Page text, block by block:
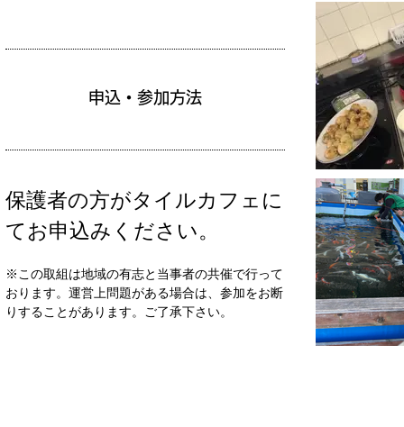
保護者の方がタイルカフェに
てお申込みください。
※この取組は地域の有志と当事者の共催で行って
おります。運営上問題がある場合は、参加をお断
りすることがあります。ご了承下さい。
​申込・参加方法